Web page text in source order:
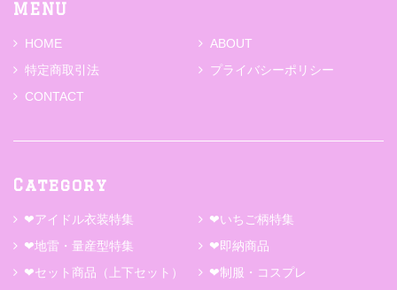
MENU
HOME
ABOUT
特定商取引法
プライバシーポリシー
CONTACT
Category
❤アイドル衣装特集
❤いちご柄特集
❤地雷・量産型特集
❤即納商品
❤セット商品（上下セット）
❤制服・コスプレ